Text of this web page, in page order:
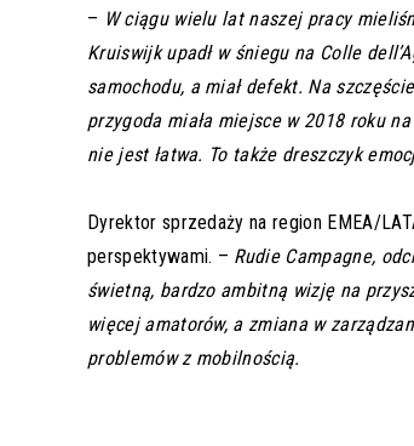
– W ciągu wielu lat naszej pracy
Kruiswijk upadł w śniegu na Colle
samochodu, a miał defekt. Na
przygoda miała miejsce w 2018 roku
nie jest łatwa. To także dreszczyk
Dyrektor sprzedaży na region EMEA/
perspektywami. – Rudie Campagne,
świetną, bardzo ambitną wizję na
więcej amatorów, a zmiana w
problemów z mobilnością.